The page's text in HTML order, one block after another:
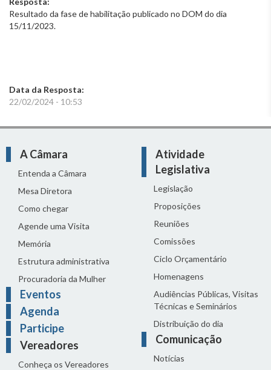
Resultado da fase de habilitação publicado no DOM do dia
15/11/2023.
Data da Resposta:
22/02/2024 - 10:53
A Câmara
Entenda a Câmara
Mesa Diretora
Como chegar
Agende uma Visita
Memória
Estrutura administrativa
Procuradoria da Mulher
Eventos
Agenda
Participe
Vereadores
Conheça os Vereadores
Atividade
Legislativa
Legislação
Proposições
Reuniões
Comissões
Ciclo Orçamentário
Homenagens
Audiências Públicas, Visitas
Técnicas e Seminários
Distribuição do dia
Comunicação
Notícias